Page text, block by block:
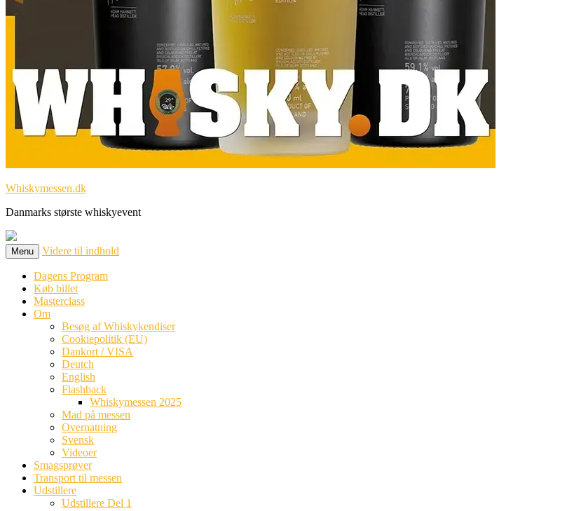
Whiskymessen.dk
Danmarks største whiskyevent
Menu Videre til indhold
Dagens Program
Køb billet
Masterclass
Om
Besøg af Whiskykendiser
Cookiepolitik (EU)
Dankort / VISA
Deutch
English
Flashback
Whiskymessen 2025
Mad på messen
Overnatning
Svensk
Videoer
Smagsprøver
Transport til messen
Udstillere
Udstillere Del 1